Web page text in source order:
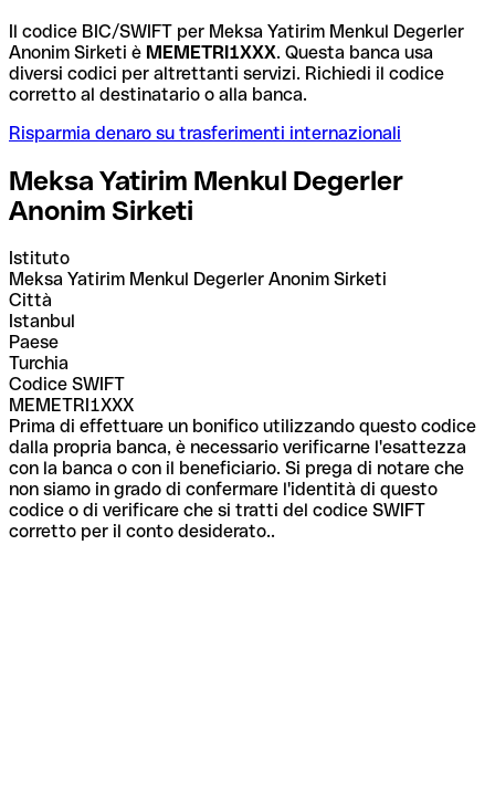
Il codice BIC/SWIFT per Meksa Yatirim Menkul Degerler
Anonim Sirketi è MEMETRI1XXX. Questa banca usa
diversi codici per altrettanti servizi. Richiedi il codice
corretto al destinatario o alla banca.
Risparmia denaro su trasferimenti internazionali
Meksa Yatirim Menkul Degerler
Anonim Sirketi
Istituto
Meksa Yatirim Menkul Degerler Anonim Sirketi
Città
Istanbul
Paese
Turchia
Codice SWIFT
MEMETRI1XXX
Prima di effettuare un bonifico utilizzando questo codice
dalla propria banca, è necessario verificarne l'esattezza
con la banca o con il beneficiario. Si prega di notare che
non siamo in grado di confermare l'identità di questo
codice o di verificare che si tratti del codice SWIFT
corretto per il conto desiderato..